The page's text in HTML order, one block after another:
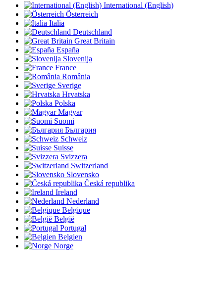
International (English)
Österreich
Italia
Deutschland
Great Britain
España
Slovenija
France
România
Sverige
Hrvatska
Polska
Magyar
Suomi
България
Schweiz
Suisse
Svizzera
Switzerland
Slovensko
Česká republika
Ireland
Nederland
Belgique
België
Portugal
Belgien
Norge